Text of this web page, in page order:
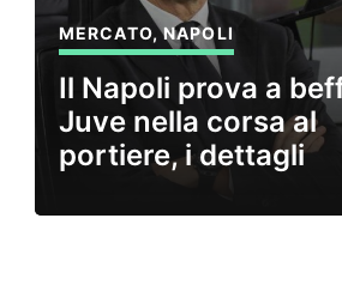
MERCATO,NAPOLI
Il Napoli prova a
Juve nella corsa al
portiere, i dettagli